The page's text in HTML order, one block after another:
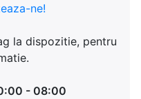
ne!
la dispozitie, pentru
- 08:00